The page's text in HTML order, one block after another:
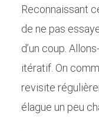
Reconnaissant
de ne pas
d’un coup.
itératif. On
revisite
élague un peu